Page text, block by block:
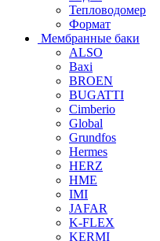
Тепловодомер
Формат
Мембранные баки
ALSO
Baxi
BROEN
BUGATTI
Cimberio
Global
Grundfos
Hermes
HERZ
HME
IMI
JAFAR
K-FLEX
KERMI